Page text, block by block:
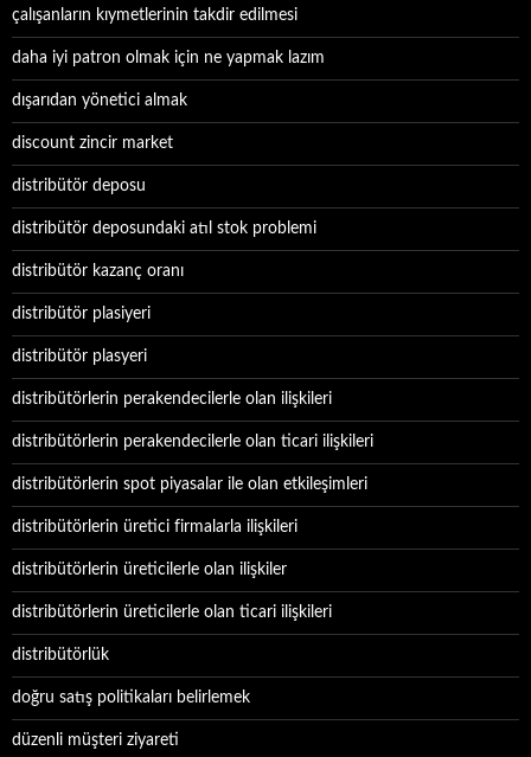
çalışanların kıymetlerinin takdir edilmesi
daha iyi patron olmak için ne yapmak lazım
dışarıdan yönetici almak
discount zincir market
distribütör deposu
distribütör deposundaki atıl stok problemi
distribütör kazanç oranı
distribütör plasiyeri
distribütör plasyeri
distribütörlerin perakendecilerle olan ilişkileri
distribütörlerin perakendecilerle olan ticari ilişkileri
distribütörlerin spot piyasalar ile olan etkileşimleri
distribütörlerin üretici firmalarla ilişkileri
distribütörlerin üreticilerle olan ilişkiler
distribütörlerin üreticilerle olan ticari ilişkileri
distribütörlük
doğru satış politikaları belirlemek
düzenli müşteri ziyareti